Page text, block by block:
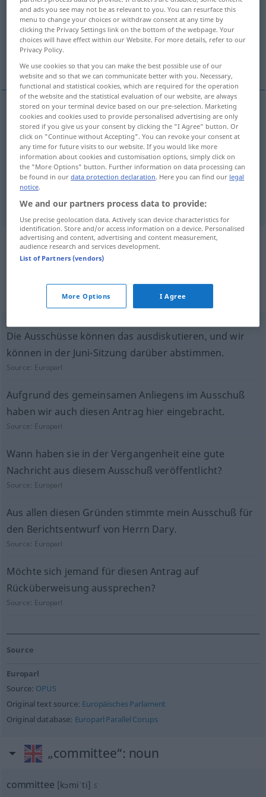
Overview of all translations
(For more details, click/tap on the translation)
Komitee, Ausschuss, Kommission
Komiteen committee
Ausschussm committee
Kommissionf committee
Example sentences from external
sources for "committee"
(not checked by the Langenscheidt editorial
team)
Die Ausschüsse können das ausdiskutieren, und wir
können in der Juni-Sitzung darüber abstimmen.
Source: Europarl
Aufgrund des gemeinsamen Anliegens im Ausschuß
haben wir auch diesen Antrag hier eingebracht.
Source: Europarl
Wann haben sie in der Vergangenheit eine gute
Nachricht aus diesem Ausschuß veröffentlicht?
Source: Europarl
Aus allen diesen Gründen stimmte mein Ausschuß für
den Berichtsentwurf von Herrn Dary.
Source: Europarl
Möchte sich jemand für diesen Antrag auf
Rücküberweisung aussprechen?
Source: Europarl
Source
Europarl
Source: OPUS
Original text source: Europäisches Parlament
Original database: Europarl Parallel Corups
„committee“: noun
committee [kɔmiˈti] s
and ads you see may not be as relevant to you. You can resurface this
menu to change your choices or withdraw consent at any time by
clicking the Privacy Settings link on the bottom of the webpage. Your
choices will have effect within our Website. For more details, refer to our
Privacy Policy.
We use cookies so that you can make the best possible use of our
website and so that we can communicate better with you. Necessary,
functional and statistical cookies, which are required for the operation
of the website and the statistical evaluation of our website, are always
stored on your terminal device based on our pre-selection. Marketing
cookies and cookies used to provide personalised advertising are only
stored if you give us your consent by clicking the "I Agree" button. Or
click on "Continue without Accepting". You can revoke your consent at
any time for future visits to our website. If you would like more
information about cookies and customisation options, simply click on
the "More Options" button. Further information on data processing can
be found in ourdata protection declaration. Here you can find our legal
notice.
We and our partners process data to provide:
Use precise geolocation data. Actively scan device characteristics for
identification. Store and/or access information on a device. Personalised
advertising and content, advertising and content measurement,
audience research and services development.
List of Partners (vendors)
More Options I Agree